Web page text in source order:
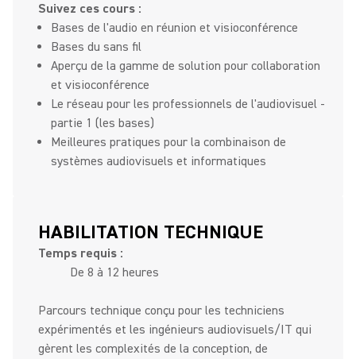
Suivez ces cours :
Bases de l'audio en réunion et visioconférence
Bases du sans fil
Aperçu de la gamme de solution pour collaboration
et visioconférence
Le réseau pour les professionnels de l'audiovisuel -
partie 1 (les bases)
Meilleures pratiques pour la combinaison de
systèmes audiovisuels et informatiques
HABILITATION TECHNIQUE
Temps requis :
De 8 à 12 heures
Parcours technique conçu pour les techniciens
expérimentés et les ingénieurs audiovisuels/IT qui
gèrent les complexités de la conception, de